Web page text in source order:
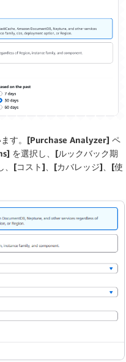
す。 [Purchase Analyzer] ペ
を選択し、 [ルックバック期
[コスト] [カバレッジ]
[使